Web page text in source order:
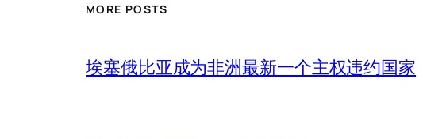
MORE POSTS
埃塞俄比亚成为非洲最新一个主权违约国家